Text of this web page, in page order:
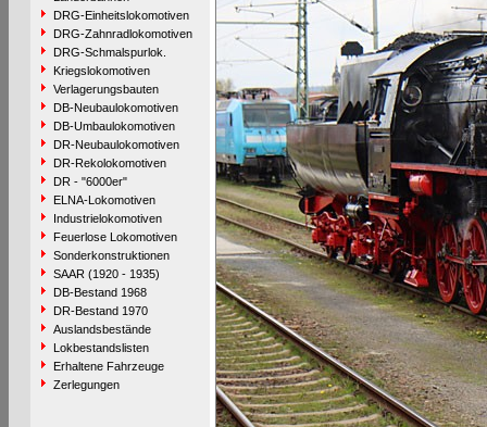
DRG-Einheitslokomotiven
DRG-Zahnradlokomotiven
DRG-Schmalspurlok.
Kriegslokomotiven
Verlagerungsbauten
DB-Neubaulokomotiven
DB-Umbaulokomotiven
DR-Neubaulokomotiven
DR-Rekolokomotiven
DR - "6000er"
ELNA-Lokomotiven
Industrielokomotiven
Feuerlose Lokomotiven
Sonderkonstruktionen
SAAR (1920 - 1935)
DB-Bestand 1968
DR-Bestand 1970
Auslandsbestände
Lokbestandslisten
Erhaltene Fahrzeuge
Zerlegungen